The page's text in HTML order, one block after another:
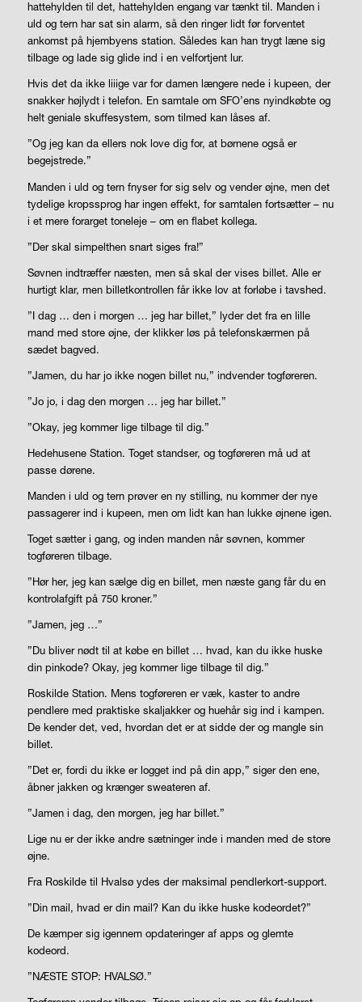
hattehylden til det, hattehylden engang var tænkt til. Manden i
uld og tern har sat sin alarm, så den ringer lidt før forventet
ankomst på hjembyens station. Således kan han trygt læne sig
tilbage og lade sig glide ind i en velfortjent lur.
Hvis det da ikke liiige var for damen længere nede i kupeen, der
snakker højlydt i telefon. En samtale om SFO’ens nyindkøbte og
helt geniale skuffesystem, som tilmed kan låses af.
”Og jeg kan da ellers nok love dig for, at børnene også er
begejstrede.”
Manden i uld og tern fnyser for sig selv og vender øjne, men det
tydelige kropssprog har ingen effekt, for samtalen fortsætter – nu
i et mere forarget toneleje – om en flabet kollega.
”Der skal simpelthen snart siges fra!”
Søvnen indtræffer næsten, men så skal der vises billet. Alle er
hurtigt klar, men billetkontrollen får ikke lov at forløbe i tavshed.
”I dag … den i morgen … jeg har billet,” lyder det fra en lille
mand med store øjne, der klikker løs på telefonskærmen på
sædet bagved.
”Jamen, du har jo ikke nogen billet nu,” indvender togføreren.
”Jo jo, i dag den morgen … jeg har billet.”
”Okay, jeg kommer lige tilbage til dig.”
Hedehusene Station. Toget standser, og togføreren må ud at
passe dørene.
Manden i uld og tern prøver en ny stilling, nu kommer der nye
passagerer ind i kupeen, men om lidt kan han lukke øjnene igen.
Toget sætter i gang, og inden manden når søvnen, kommer
togføreren tilbage.
”Hør her, jeg kan sælge dig en billet, men næste gang får du en
kontrolafgift på 750 kroner.”
”Jamen, jeg …”
”Du bliver nødt til at købe en billet … hvad, kan du ikke huske
din pinkode? Okay, jeg kommer lige tilbage til dig.”
Roskilde Station. Mens togføreren er væk, kaster to andre
pendlere med praktiske skaljakker og huehår sig ind i kampen.
De kender det, ved, hvordan det er at sidde der og mangle sin
billet.
”Det er, fordi du ikke er logget ind på din app,” siger den ene,
åbner jakken og krænger sweateren af.
”Jamen i dag, den morgen, jeg har billet.”
Lige nu er der ikke andre sætninger inde i manden med de store
øjne.
Fra Roskilde til Hvalsø ydes der maksimal pendlerkort-support.
”Din mail, hvad er din mail? Kan du ikke huske kodeordet?”
De kæmper sig igennem opdateringer af apps og glemte
kodeord.
”NÆSTE STOP: HVALSØ.”